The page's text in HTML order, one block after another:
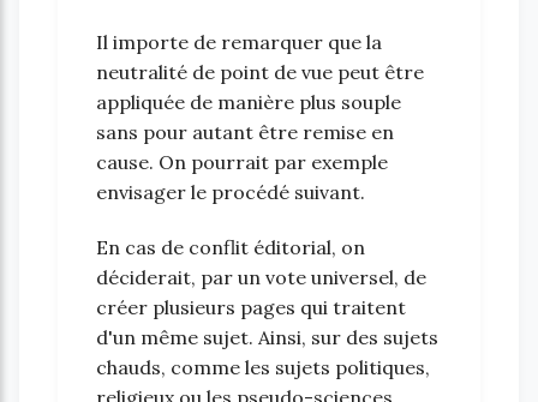
Il importe de remarquer que la
neutralité de point de vue peut être
appliquée de manière plus souple
sans pour autant être remise en
cause. On pourrait par exemple
envisager le procédé suivant.
En cas de conflit éditorial, on
déciderait, par un vote universel, de
créer plusieurs pages qui traitent
d'un même sujet. Ainsi, sur des sujets
chauds, comme les sujets politiques,
religieux ou les pseudo-sciences,